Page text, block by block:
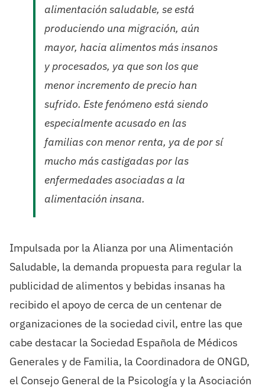
alimentación saludable, se está
produciendo una migración, aún
mayor, hacia alimentos más insanos
y procesados, ya que son los que
menor incremento de precio han
sufrido. Este fenómeno está siendo
especialmente acusado en las
familias con menor renta, ya de por sí
mucho más castigadas por las
enfermedades asociadas a la
alimentación insana.
Impulsada por la Alianza por una Alimentación
Saludable, la demanda propuesta para regular la
publicidad de alimentos y bebidas insanas ha
recibido el apoyo de cerca de un centenar de
organizaciones de la sociedad civil, entre las que
cabe destacar la Sociedad Española de Médicos
Generales y de Familia, la Coordinadora de ONGD,
el Consejo General de la Psicología y la Asociación